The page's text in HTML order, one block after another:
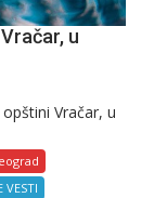
u
Vračar, u
VESTI